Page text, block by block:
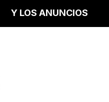
Y LOS ANUNCIOS